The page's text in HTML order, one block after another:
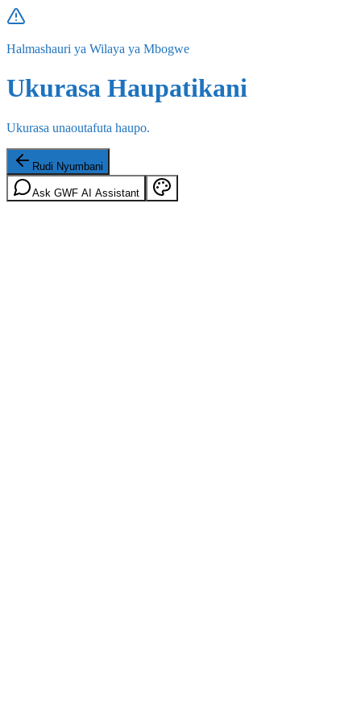
Halmashauri ya Wilaya ya Mbogwe
Ukurasa Haupatikani
Ukurasa unaoutafuta haupo.
Rudi Nyumbani
Ask GWF AI Assistant